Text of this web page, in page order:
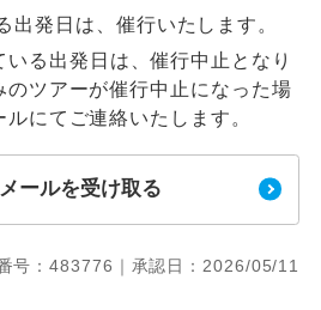
出発日は、催行いたします。
いる出発日は、催行中止となり
のツアーが催行中止になった場
にてご連絡いたします。
ールを受け取る
号：483776｜承認日：2026/05/11